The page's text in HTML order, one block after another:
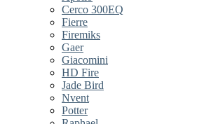
Cerco 300EQ
Fierre
Firemiks
Gaer
Giacomini
HD Fire
Jade Bird
Nvent
Potter